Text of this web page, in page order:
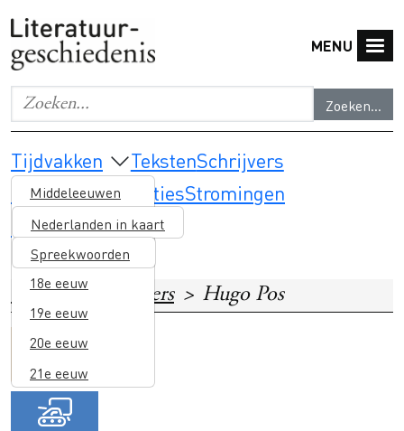
MENU
Zoeken...
Geef de woorden op waar je naar wilt zoeken.
Main navigation
Tijdvakken
Middeleeuwen
Nederlanden in kaart
16e eeuw
Spreekwoorden
17e eeuw
18e eeuw
19e eeuw
20e eeuw
21e eeuw
TekstenSchrijvers
Thema's & selectiesStromingen
Lesmateriaal
Home Schrijvers Hugo Pos
Image
Surinaamse en
Caribische literatuur